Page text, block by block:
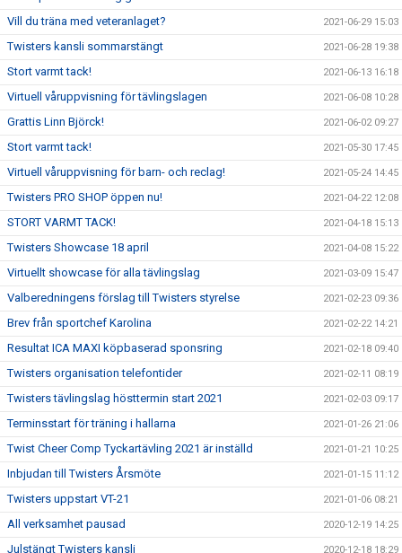
Vill du träna med veteranlaget? 2021-06-29 15:03
Twisters kansli sommarstängt 2021-06-28 19:38
Stort varmt tack! 2021-06-13 16:18
Virtuell våruppvisning för tävlingslagen 2021-06-08 10:28
Grattis Linn Björck! 2021-06-02 09:27
Stort varmt tack! 2021-05-30 17:45
Virtuell våruppvisning för barn- och reclag! 2021-05-24 14:45
Twisters PRO SHOP öppen nu! 2021-04-22 12:08
STORT VARMT TACK! 2021-04-18 15:13
Twisters Showcase 18 april 2021-04-08 15:22
Virtuellt showcase för alla tävlingslag 2021-03-09 15:47
Valberedningens förslag till Twisters styrelse 2021-02-23 09:36
Brev från sportchef Karolina 2021-02-22 14:21
Resultat ICA MAXI köpbaserad sponsring 2021-02-18 09:40
Twisters organisation telefontider 2021-02-11 08:19
Twisters tävlingslag hösttermin start 2021 2021-02-03 09:17
Terminsstart för träning i hallarna 2021-01-26 21:06
Twist Cheer Comp Tyckartävling 2021 är inställd 2021-01-21 10:25
Inbjudan till Twisters Årsmöte 2021-01-15 11:12
Twisters uppstart VT-21 2021-01-06 08:21
All verksamhet pausad 2020-12-19 14:25
Julstängt Twisters kansli 2020-12-18 18:29